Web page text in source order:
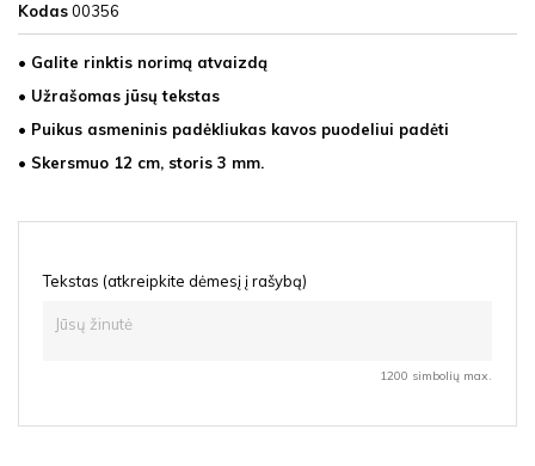
Kodas00356
• Galite rinktis norimą atvaizdą
• Užrašomas jūsų tekstas
• Puikus asmeninis padėkliukas kavos puodeliui padėti
• Skersmuo 12 cm, storis 3 mm.
Tekstas (atkreipkite dėmesį į rašybą)
1200 simbolių max.